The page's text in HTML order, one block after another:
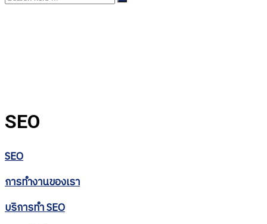
SEO
SEO
การทำงานของเรา
บริการทำ SEO